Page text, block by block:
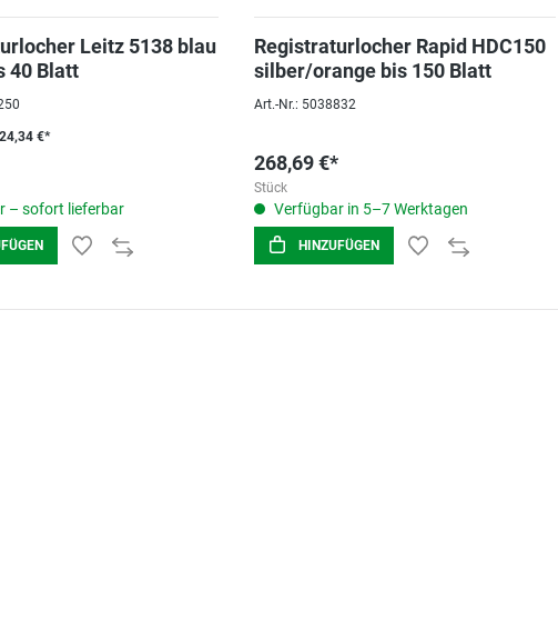
Leitz 5138 blau
40 Blatt
€*
– sofort lieferbar
Registraturlocher Rapid HDC150
silber/orange bis 150 Blatt
Art.-Nr.: 5038832
268,69 €*
Stück
Verfügbar in 5–7 Werktagen
HINZUFÜGEN